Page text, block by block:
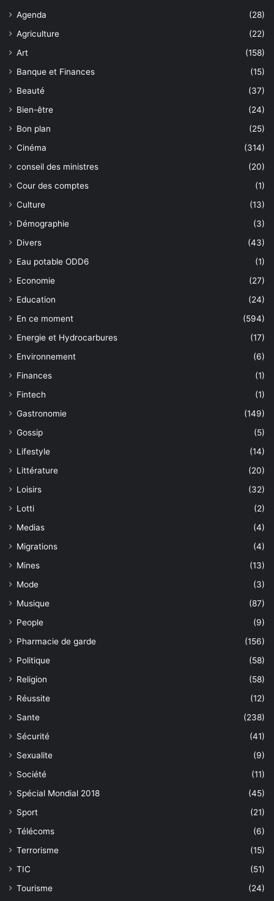
Agenda
(28)
Agriculture
(22)
Art
(158)
Banque et Finances
(15)
Beauté
(37)
Bien-être
(24)
Bon plan
(25)
Cinéma
(314)
conseil des ministres
(20)
Cour des comptes
(1)
Culture
(13)
Démographie
(3)
Divers
(43)
Eau potable ODD6
(1)
Economie
(27)
Education
(24)
En ce moment
(594)
Energie et Hydrocarbures
(17)
Environnement
(6)
Finances
(1)
Fintech
(1)
Gastronomie
(149)
Gossip
(5)
Lifestyle
(14)
Littérature
(20)
Loisirs
(32)
Lotti
(2)
Medias
(4)
Migrations
(4)
Mines
(13)
Mode
(3)
Musique
(87)
People
(9)
Pharmacie de garde
(156)
Politique
(58)
Religion
(58)
Réussite
(12)
Sante
(238)
Sécurité
(41)
Sexualite
(9)
Société
(11)
Spécial Mondial 2018
(45)
Sport
(21)
Télécoms
(6)
Terrorisme
(15)
TIC
(51)
Tourisme
(24)